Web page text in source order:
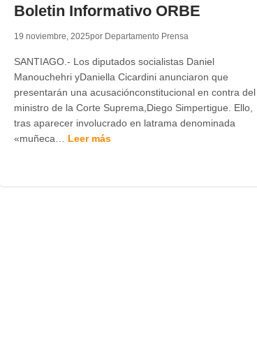
Boletin Informativo ORBE
19 noviembre, 2025por Departamento Prensa
SANTIAGO.- Los diputados socialistas Daniel
Manouchehri yDaniella Cicardini anunciaron que
presentarán una acusaciónconstitucional en contra del
ministro de la Corte Suprema,Diego Simpertigue. Ello,
tras aparecer involucrado en latrama denominada
«muñeca… Leer más